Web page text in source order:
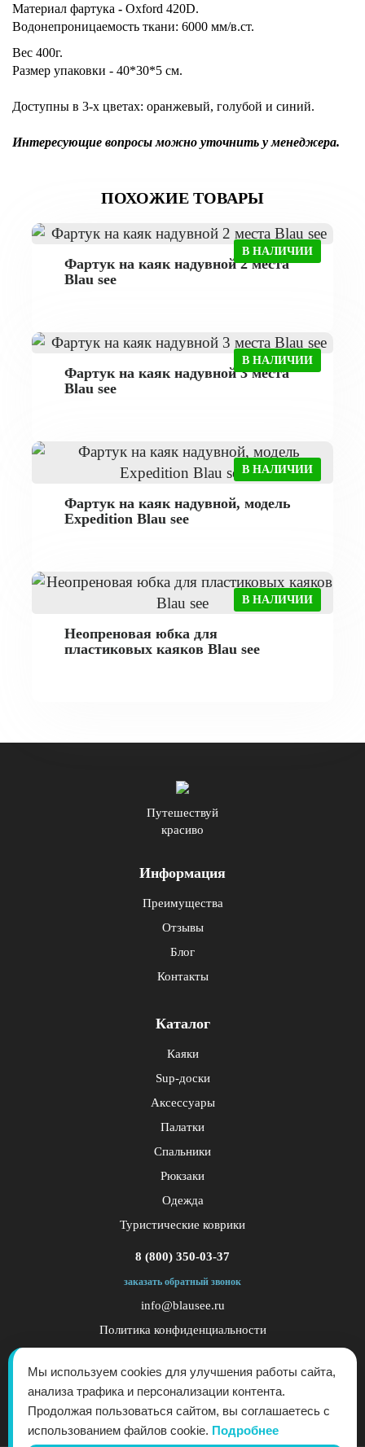
Материал фартука - Oxford 420D.
Водонепроницаемость ткани: 6000 мм/в.ст.
Вес 400г.
Размер упаковки - 40*30*5 см.
Доступны в 3-х цветах: оранжевый, голубой и синий.
Интересующие вопросы можно уточнить у менеджера.
ПОХОЖИЕ ТОВАРЫ
В НАЛИЧИИ
Фартук на каяк надувной 2 места
Blau see
В НАЛИЧИИ
Фартук на каяк надувной 3 места
Blau see
В НАЛИЧИИ
Фартук на каяк надувной, модель
Expedition Blau see
В НАЛИЧИИ
Неопреновая юбка для
пластиковых каяков Blau see
Путешествуй
красиво
Информация
Преимущества
Отзывы
Блог
Контакты
Каталог
Каяки
Sup-доски
Аксессуары
Палатки
Спальники
Рюкзаки
Одежда
Туристические коврики
8 (800) 350-03-37
заказать обратный звонок
info@blausee.ru
Политика конфиденциальности
Мы используем cookies для улучшения работы сайта,
анализа трафика и персонализации контента.
Продолжая пользоваться сайтом, вы соглашаетесь с
использованием файлов cookie. Подробнее